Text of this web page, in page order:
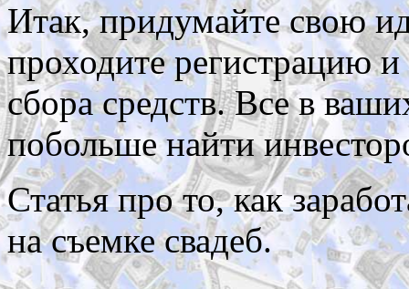
Итак, придумайте свою
проходите регистрацию
сбора средств. Все в
побольше найти
Статья про то, как
на съемке свадеб.